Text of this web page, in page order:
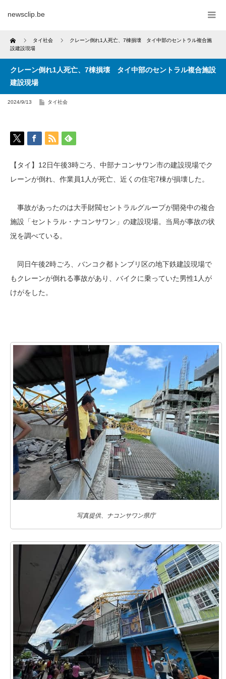
newsclip.be
Home タイ社会
クレーン倒れ1人死亡、7棟損壊 タイ中部のセントラル複合施
設建設現場
クレーン倒れ1人死亡、7棟損壊 タイ中部のセントラル複合施設
建設現場
2024/9/13 タイ社会
【タイ】12日午後3時ごろ、中部ナコンサワン市の建設現場でク
レーンが倒れ、作業員1人が死亡、近くの住宅7棟が損壊した。
事故があったのは大手財閥セントラルグループが開発中の複合
施設「セントラル・ナコンサワン」の建設現場。当局が事故の状
況を調べている。
同日午後2時ごろ、バンコク都トンブリ区の地下鉄建設現場で
もクレーンが倒れる事故があり、バイクに乗っていた男性1人が
けがをした。
写真提供、ナコンサワン県庁